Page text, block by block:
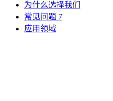
为什么选择我们
常见问题 7
应用领域